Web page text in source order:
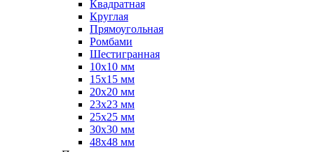
Квадратная
Круглая
Прямоугольная
Ромбами
Шестигранная
10х10 мм
15х15 мм
20х20 мм
23х23 мм
25х25 мм
30х30 мм
48х48 мм